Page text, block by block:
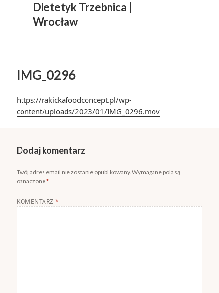
Dietetyk Trzebnica |
Wrocław
IMG_0296
https://rakickafoodconcept.pl/wp-
content/uploads/2023/01/IMG_0296.mov
Dodaj komentarz
Twój adres email nie zostanie opublikowany. Wymagane pola są
oznaczone*
KOMENTARZ*